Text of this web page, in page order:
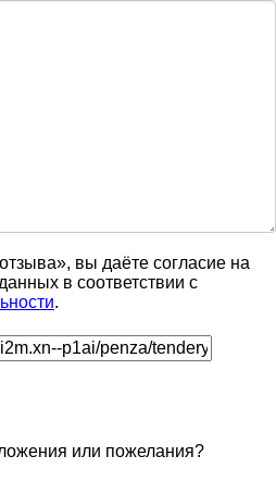
вы даёте согласие на
в соответствии с
.
или пожелания?